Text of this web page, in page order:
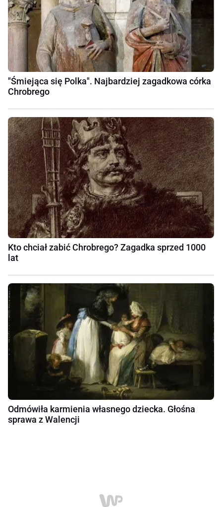
"Śmiejąca się Polka". Najbardziej zagadkowa córka
Chrobrego
Kto chciał zabić Chrobrego? Zagadka sprzed 1000
lat
Odmówiła karmienia własnego dziecka. Głośna
sprawa z Walencji